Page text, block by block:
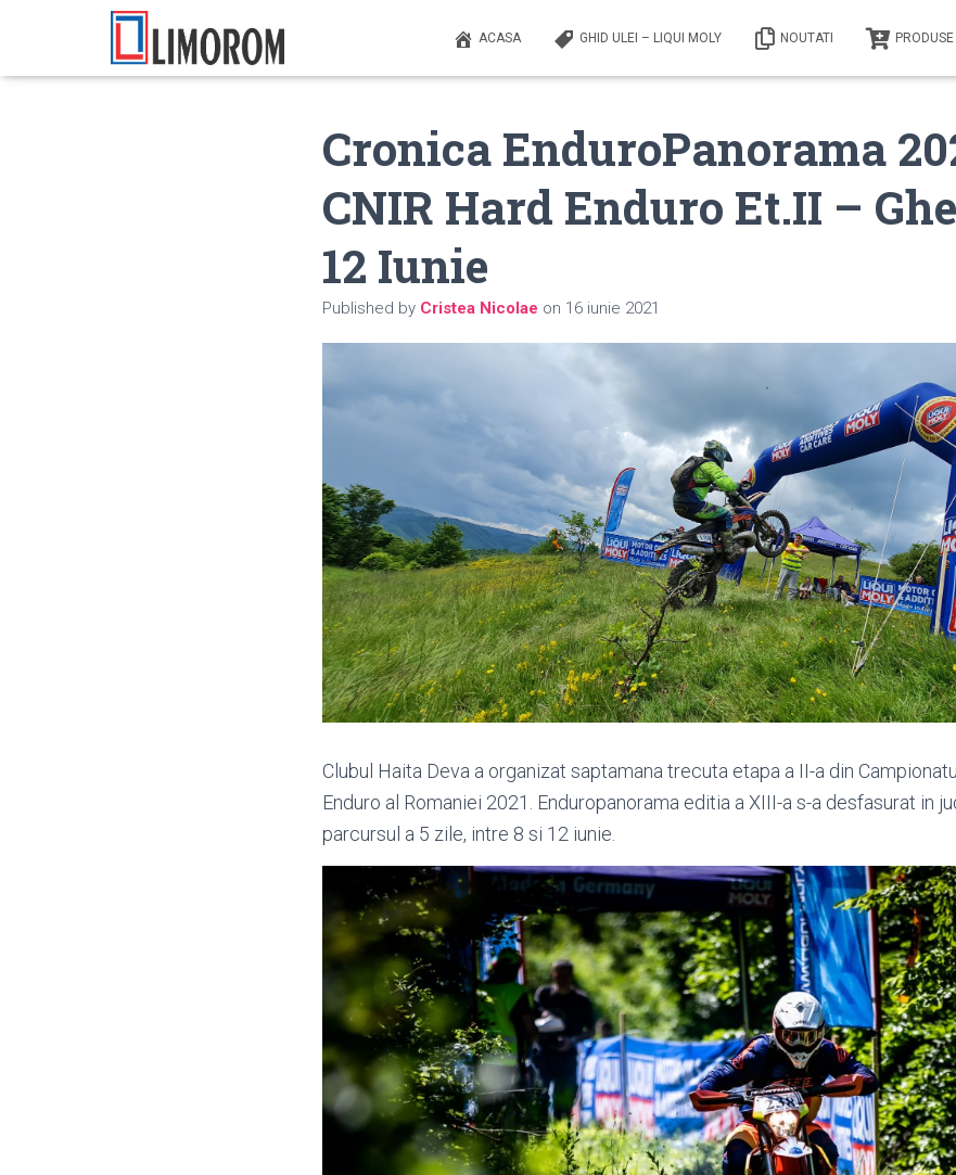
ACASA GHID ULEI – LIQUI MOLY NOUTATI PRODUSE
Cronica EnduroPanorama
CNIR Hard Enduro Et.II –
12 Iunie
Published by Cristea Nicolae on 16 iunie 2021
Clubul Haita Deva a organizat saptamana trecuta etapa a II-a din
Enduro al Romaniei 2021. Enduropanorama editia a XIII-a s-a desfasurat in
parcursul a 5 zile, intre 8 si 12 iunie.